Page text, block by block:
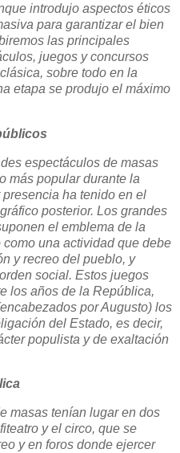
introdujo aspectos éticos
para garantizar el bien
las principales
juegos y concursos
sobre todo en la
etapa se produjo el máximo
espectáculos de masas
más popular durante la
ha tenido en el
posterior. Los grandes
el emblema de la
una actividad que debe
y recreo del pueblo, y
social. Estos juegos
los años de la República,
por Augusto) los
del Estado, es decir,
populista y de exaltación
masas tenían lugar en dos
y el circo, que se
y en foros donde ejercer